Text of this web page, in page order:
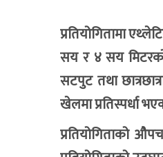
प्रतियोगितामा
सय र ४ सय मिटरको
सटपुट तथा
खेलमा प्रतिस्पर्धा
प्रतियोगिताको